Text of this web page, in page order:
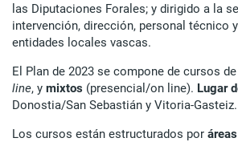
las Diputaciones Forales; y dirigido a la
intervención, dirección, personal técnico
entidades locales vascas.
El Plan de 2023 se compone de cursos
line, y mixtos (presencial/on line). Lugar
Donostia/San Sebastián y Vitoria-Gasteiz.
Los cursos están estructurados por